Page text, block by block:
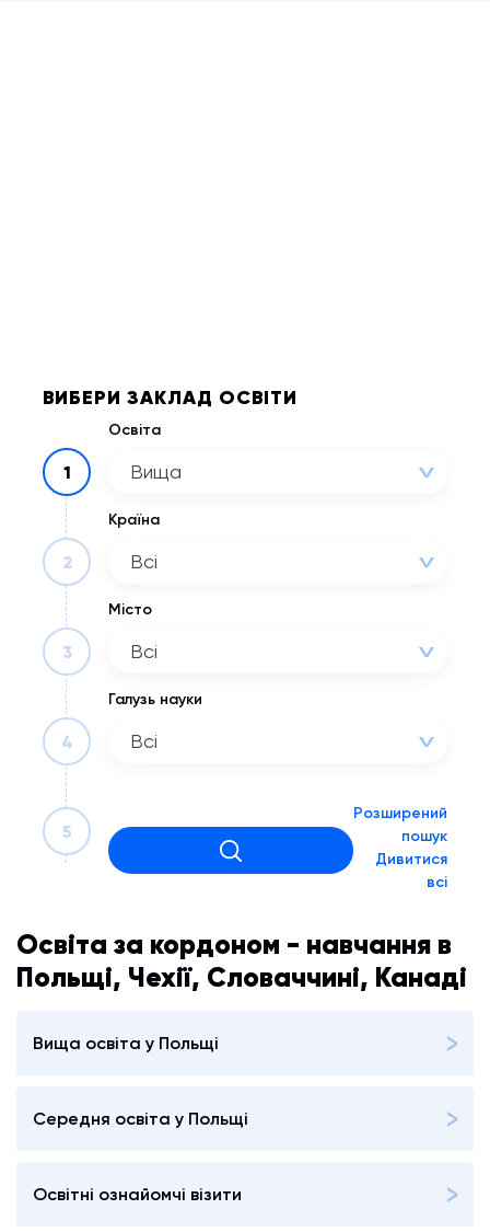
ВИБЕРИ ЗАКЛАД ОСВІТИ
1
Освіта
Вища
2
Країна
Всі
3
Місто
Всі
4
Галузь науки
Всі
5
Розширений
пошук
Дивитися
всі
Освіта за кордоном - навчання в
Польщі, Чехії, Словаччині, Канаді
Вища освіта у Польщі
Середня освіта у Польщі
Освітні ознайомчі візити